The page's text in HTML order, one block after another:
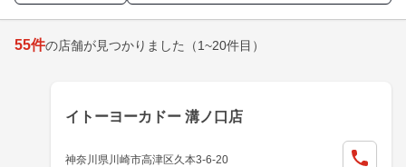
55件の店舗が見つかりました （1~20件目）
イトーヨーカドー 溝ノ口店
神奈川県川崎市高津区久本3-6-20